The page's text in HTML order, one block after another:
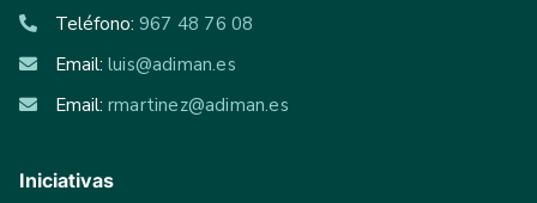
Teléfono: 967 48 76 08
Email: luis@adiman.es
Email: rmartinez@adiman.es
Iniciativas